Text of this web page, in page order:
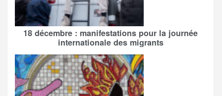
18 décembre : manifestations pour la journée
internationale des migrants